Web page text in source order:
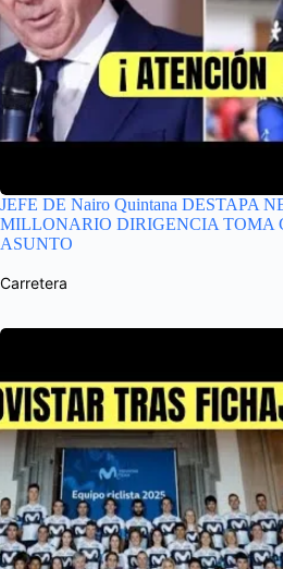
JEFE DE Nairo Quintana DESTAPA
MILLONARIO DIRIGENCIA TOMA
ASUNTO
Carretera